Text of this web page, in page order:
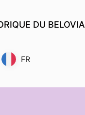
DU BELOVIA
FR